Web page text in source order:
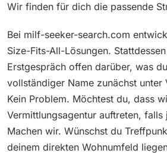
Wir finden für dich die passende
Bei milf-seeker-search.com
Size-Fits-All-Lösungen.
Erstgespräch offen darüber, was
vollständiger Name zunächst unter
Kein Problem. Möchtest du, dass
Vermittlungsagentur auftreten, falls
Machen wir. Wünschst du
deinem direkten Wohnumfeld